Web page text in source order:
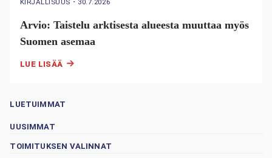
KIRJALLISUUS ・ 30.7.2026
Arvio: Taistelu arktisesta alueesta muuttaa myös
Suomen asemaa
LUE LISÄÄ
LUETUIMMAT
UUSIMMAT
TOIMITUKSEN VALINNAT